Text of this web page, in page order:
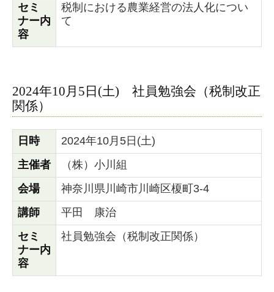
セミ
ナー内
容
税制における農業経営の法人化につい
て
2024年10月5日(土) 社員勉強会（税制改正
関係）
日時
2024年10月5日(土)
主催者
（株）小川組
会場
神奈川県川崎市川崎区榎町3-4
講師
平田 康治
セミ
ナー内
容
社員勉強会（税制改正関係）